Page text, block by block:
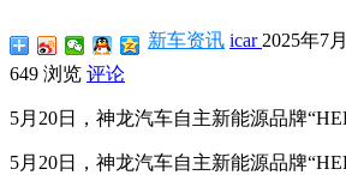
新车资讯 icar 2025年7
649 浏览 评论
5月20日，神龙汽车自主新能源品牌
5月20日，神龙汽车自主新能源品牌